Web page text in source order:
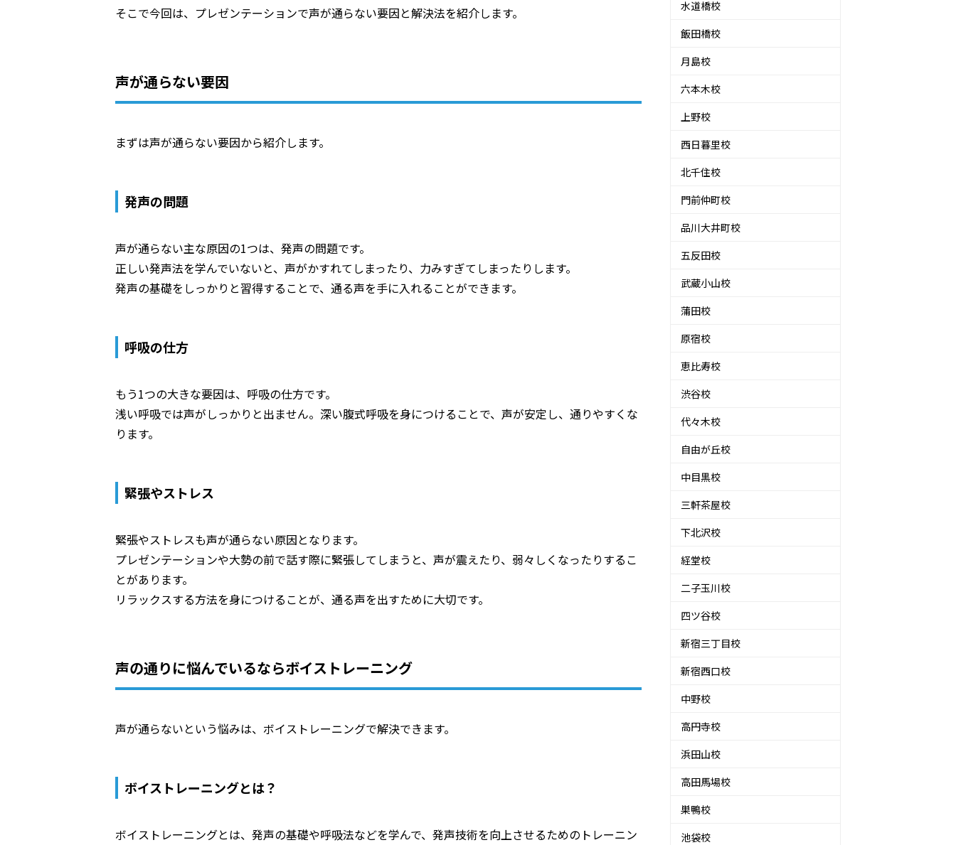
そこで今回は、プレゼンテーションで声が通らない要因と解決法を紹介します。
声が通らない要因
まずは声が通らない要因から紹介します。
発声の問題
声が通らない主な原因の1つは、発声の問題です。
正しい発声法を学んでいないと、声がかすれてしまったり、力みすぎてしまったりします。
発声の基礎をしっかりと習得することで、通る声を手に入れることができます。
呼吸の仕方
もう1つの大きな要因は、呼吸の仕方です。
浅い呼吸では声がしっかりと出ません。深い腹式呼吸を身につけることで、声が安定し、通りやすくな
ります。
緊張やストレス
緊張やストレスも声が通らない原因となります。
プレゼンテーションや大勢の前で話す際に緊張してしまうと、声が震えたり、弱々しくなったりするこ
とがあります。
リラックスする方法を身につけることが、通る声を出すために大切です。
声の通りに悩んでいるならボイストレーニング
声が通らないという悩みは、ボイストレーニングで解決できます。
ボイストレーニングとは？
ボイストレーニングとは、発声の基礎や呼吸法などを学んで、発声技術を向上させるためのトレーニン
水道橋校
飯田橋校
月島校
六本木校
上野校
西日暮里校
北千住校
門前仲町校
品川大井町校
五反田校
武蔵小山校
蒲田校
原宿校
恵比寿校
渋谷校
代々木校
自由が丘校
中目黒校
三軒茶屋校
下北沢校
経堂校
二子玉川校
四ツ谷校
新宿三丁目校
新宿西口校
中野校
高円寺校
浜田山校
高田馬場校
巣鴨校
池袋校